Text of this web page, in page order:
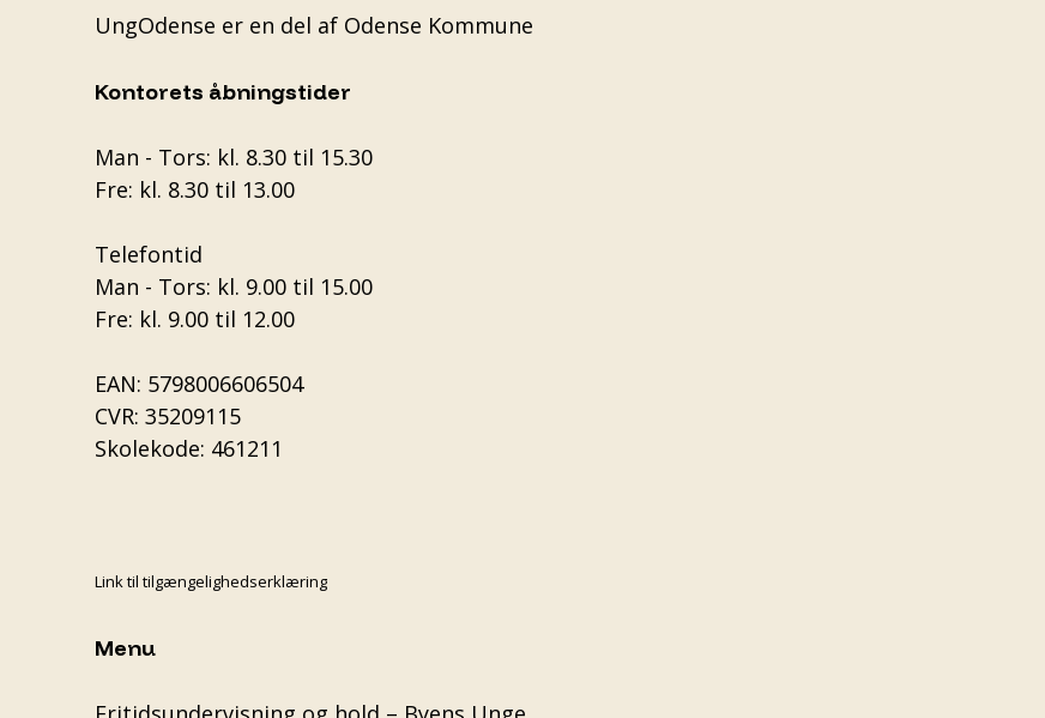
UngOdense er en del af Odense Kommune
Kontorets åbningstider
Man - Tors: kl. 8.30 til 15.30
Fre: kl. 8.30 til 13.00
Telefontid
Man - Tors: kl. 9.00 til 15.00
Fre: kl. 9.00 til 12.00
EAN: 5798006606504
CVR: 35209115
Skolekode: 461211
Link til tilgængelighedserklæring
Menu